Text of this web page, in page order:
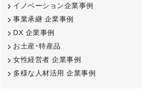
イノベーション企業事例
事業承継 企業事例
DX 企業事例
お土産・特産品
女性経営者 企業事例
多様な人材活用 企業事例